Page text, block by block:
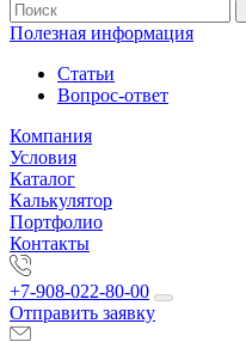
Полезная информация
Статьи
Вопрос-ответ
Компания
Условия
Каталог
Калькулятор
Портфолио
Контакты
+7-908-022-80-00
Отправить заявку